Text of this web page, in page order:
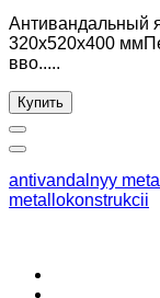
Антивандальный
320х520х400
вво.....
Купить
antivandalnyy
metallokonstrukcii